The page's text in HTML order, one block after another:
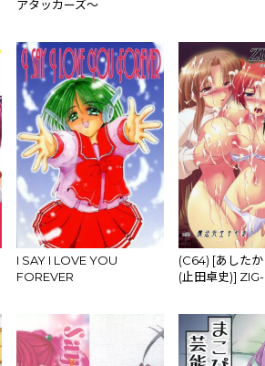
アタッカーズ～
I SAY I LOVE YOU
FOREVER
(C64) [あした
(止田卓史)]